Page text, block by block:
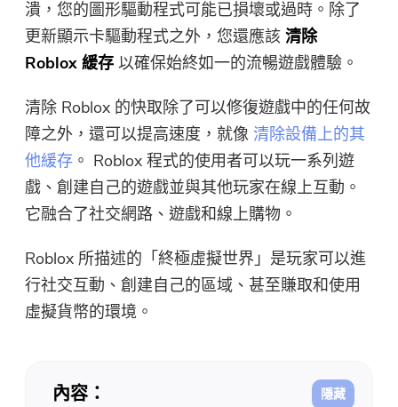
在線工具
免費音視頻轉換器
免費視頻編輯器
免費圖片壓縮器
免費PDF壓縮器
潰，您的圖形驅動程式可能已損壞或過時。除了
更新顯示卡驅動程式之外，您還應該清除
Roblox 緩存 以確保始終如一的流暢遊戲體驗。
清除 Roblox 的快取除了可以修復遊戲中的任何故
障之外，還可以提高速度，就像清除設備上的其
他緩存 。 Roblox 程式的使用者可以玩一系列遊
戲、創建自己的遊戲並與其他玩家在線上互動。
它融合了社交網路、遊戲和線上購物。
Roblox 所描述的「終極虛擬世界」是玩家可以進
行社交互動、創建自己的區域、甚至賺取和使用
虛擬貨幣的環境。
內容：